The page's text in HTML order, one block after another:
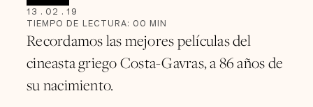
13 . 02 . 19
TIEMPO DE LECTURA: 00 MIN
Recordamos las mejores películas del
cineasta griego Costa-Gavras, a 86 años de
su nacimiento.